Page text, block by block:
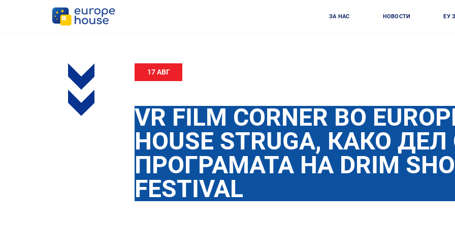
ЗА НАС НОВОСТИ ЕУ
17 АВГ
VR FILM CORNER ВО
HOUSE STRUGA, КАКО
ПРОГРАМАТА НА DRIM
FESTIVAL